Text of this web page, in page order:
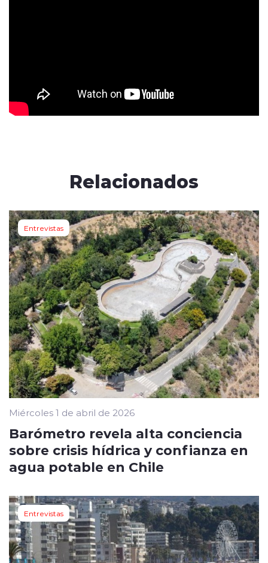
Relacionados
Entrevistas
Miércoles 1 de abril de 2026
Barómetro revela alta conciencia
sobre crisis hídrica y confianza en
agua potable en Chile
Entrevistas